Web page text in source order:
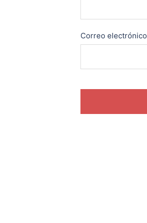
Correo electrónico